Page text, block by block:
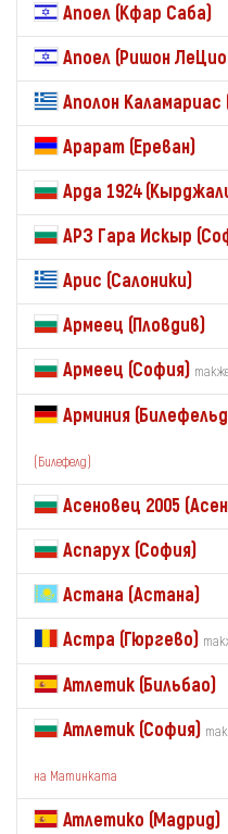
Апоел (Кфар Саба)
Апоел (Ришон
Аполон Каламариас
Арарат (Ереван)
Арда 1924
АРЗ Гара Искыр
Арис (Салоники)
Армеец (Пловдив)
Армеец (София)
Арминия
(Билефелд)
Асеновец 2005
Аспарух (София)
Астана (Астана)
Астра (Гюргево)
Атлетик (Бильбао)
Атлетик (София)
на Матинката
Атлетико (Мадрид)